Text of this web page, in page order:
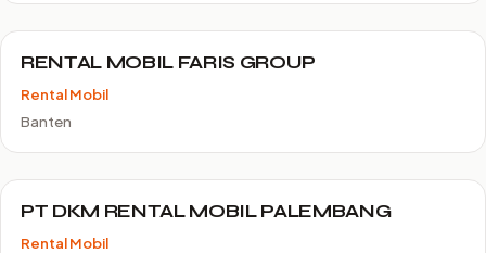
RENTAL MOBIL FARIS GROUP
Rental Mobil
Banten
PT DKM RENTAL MOBIL PALEMBANG
Rental Mobil